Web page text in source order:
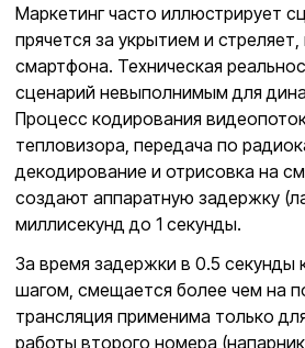
Маркетинг часто иллюстрирует
прячется за укрытием и стреляет,
смартфона. Техническая
сценарий невыполнимым для
Процесс кодирования
тепловизора, передача по
декодирование и отрисовка на
создают аппаратную задержку
миллисекунд до 1 секунды.
За время задержки в 0.5 секунды
шагом, смещается более чем на
трансляция применима только
работы второго номера